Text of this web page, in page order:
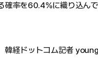
確率を60.4%に織り込ん
韓経ドットコム記者